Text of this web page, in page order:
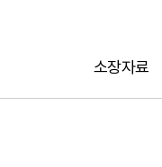
소장자료